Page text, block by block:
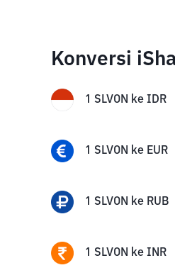
Konversi
1 SLVON ke IDR
1 SLVON ke EUR
1 SLVON ke RUB
1 SLVON ke INR